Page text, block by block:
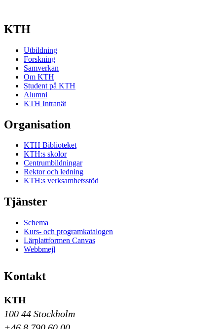
KTH
Utbildning
Forskning
Samverkan
Om KTH
Student på KTH
Alumni
KTH Intranät
Organisation
KTH Biblioteket
KTH:s skolor
Centrumbildningar
Rektor och ledning
KTH:s verksamhetsstöd
Tjänster
Schema
Kurs- och programkatalogen
Lärplattformen Canvas
Webbmejl
Kontakt
KTH
100 44 Stockholm